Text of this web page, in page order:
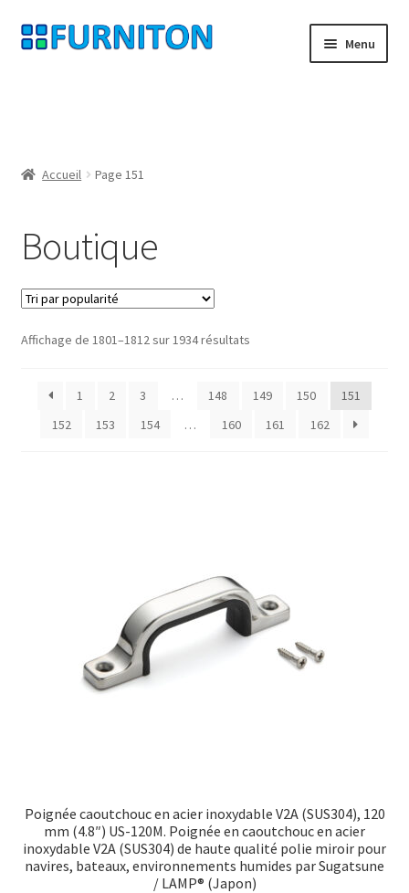
Aller
à
Aller
au
Menu
Protection des données
Droit de rétractation
Transport maritime
Accueil Page 151
Boutique
Affichage de 1801–1812 sur 1934 résultatsTrié
1
2 3 … 148 149 150
151
152
153 154 … 160 161 162
Poignée caoutchouc en acier inoxydable V2A (SUS304), 120
mm (4.8″) US-120M. Poignée en caoutchouc en acier
inoxydable V2A (SUS304) de haute qualité polie miroir pour
navires, bateaux, environnements humides par Sugatsune
/ LAMP® (Japon)